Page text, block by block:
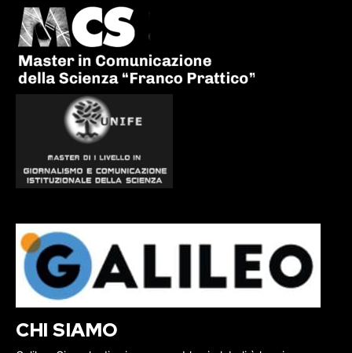
CHI SIAMO